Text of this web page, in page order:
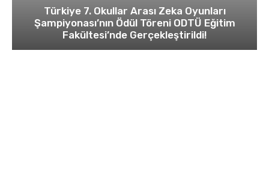
Türkiye 7. Okullar Arası Zeka Oyunları
Şampiyonası’nın Ödül Töreni ODTÜ Eğitim
Fakültesi’nde Gerçekleştirildi!